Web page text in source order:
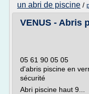
un abri de piscine /
VENUS - Abris
05 61 90 05
d'abris piscine en
Abri piscine haut 9...